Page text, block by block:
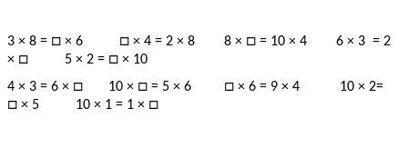
3 × 8 = □ × 6 □ × 4 = 2 × 8 8 × □ = 10 × 4 6 × 3 = 2
× □ 5 × 2 = □ × 10
4 × 3 = 6 × □ 10 × □ = 5 × 6 □ × 6 = 9 × 4 10 × 2=
□ × 5 10 × 1 = 1 × □